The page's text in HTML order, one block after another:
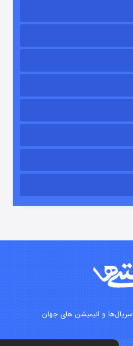
تو
منتشر شد
سریال‌ها و انیمیشن های جهان